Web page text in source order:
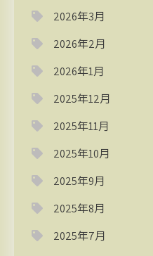
2026年3月
2026年2月
2026年1月
2025年12月
2025年11月
2025年10月
2025年9月
2025年8月
2025年7月